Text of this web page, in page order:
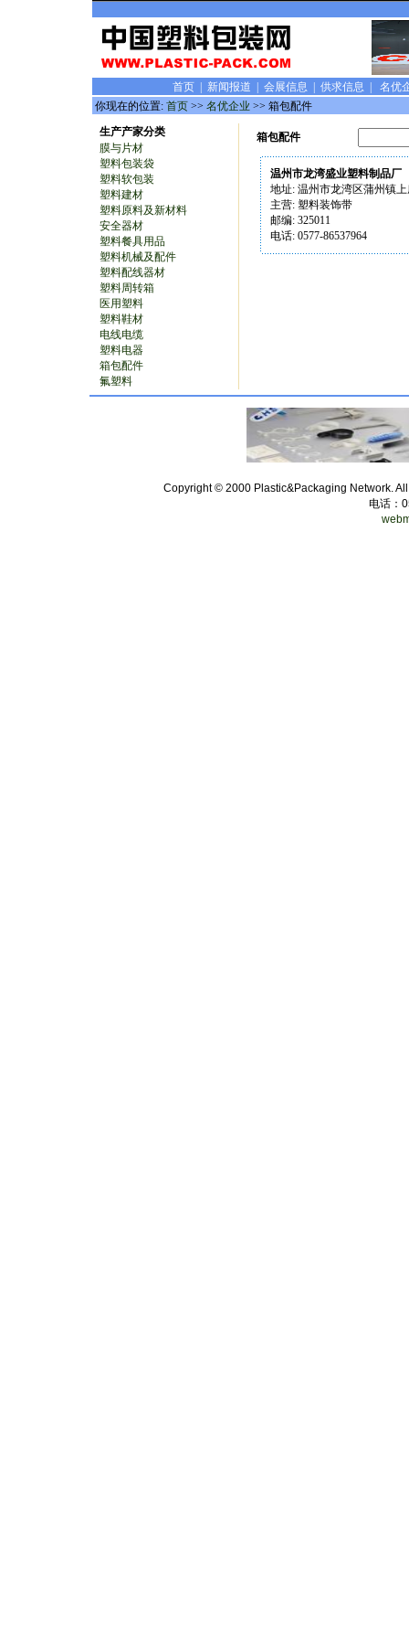
首页| 新闻报道 会展信息 供求信息
名优
你现在的位置: 首页 >> 名优企业 >> 箱包配件
生产产家分类
膜与片材
塑料包装袋
塑料软包装
塑料建材
塑料原料及新材料
安全器材
塑料餐具用品
塑料机械及配件
塑料配线器材
塑料周转箱
医用塑料
塑料鞋材
电线电缆
塑料电器
箱包配件
氟塑料
箱包配件
温州市龙湾盛业塑料制品厂
地址: 温州市龙湾区蒲州镇
主营: 塑料装饰带
邮编: 325011
电话: 0577-86537964
Copyright © 2000 Plastic&Packaging Network.
电话：